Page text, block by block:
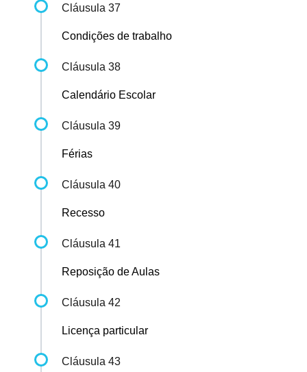
Cláusula 37
Condições de trabalho
Cláusula 38
Calendário Escolar
Cláusula 39
Férias
Cláusula 40
Recesso
Cláusula 41
Reposição de Aulas
Cláusula 42
Licença particular
Cláusula 43